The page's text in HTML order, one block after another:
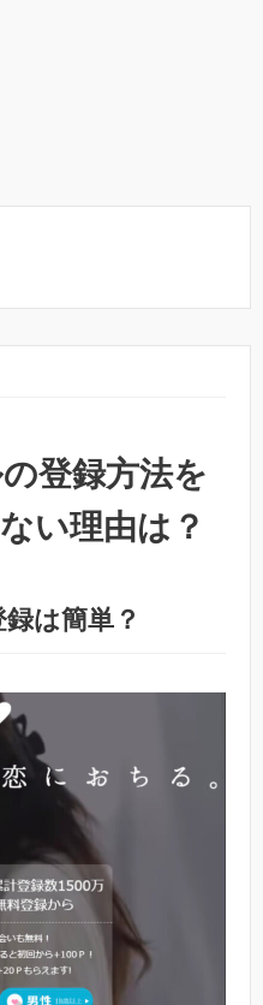
登録方法を
い理由は？
は簡単？